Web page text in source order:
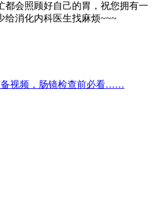
会照顾好自己的胃，祝您拥有一
给消化内科医生找麻烦~~~
备视频，肠镜检查前必看……